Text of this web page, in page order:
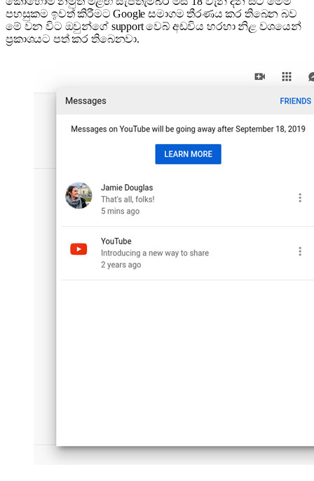
පහසුකම ඉවත් කිරීමට Google සමාගම තීරණය කර තිබෙන බව
මේ වන විට ඔවුන්ගේ support වෙබ් අඩවිය හරහා නිළ වශයෙන්
ප්‍රකාශයට පත් කර තිබෙනවා.